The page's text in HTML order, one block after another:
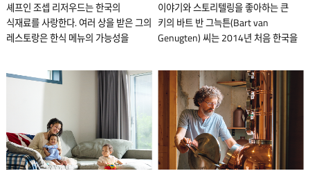
레코드산업협회에 따르면, 세계 최대
규모의 음악산업을 보유한 미국에서는
지난 해 LP 판매량이 CD 판매량을
음악가까지 많은 아티스트들이 LP로
앨범을 발매하고 있으며, 젊은 층이 LP
구매를 주도하고 있다. 서울에서 두 개의
빈티지 레코드 가게를 운영하는 커티스
캄부 씨에게는 이러한 트렌드가 낯설지
않다. 프랑스 니스에서 태어난 그는
17살에 고향을 떠나 파리로 갔다. 이후
경우를 제외하고 그는 극소수의
손님에게 자신의 시간을 오롯이
내어준다. 미용실 창밖엔 나무들이
강남구(江南邱)에 자리하고 있지만,
바깥에 작은 공원이 있어 자연의
아름다움을 철마다 누릴 수 있다. 고객과
마음을 나누기에 더없이 좋다.
“미용사는 누군가와 만나서 가까워지는
직업이에요. 미용실 운영으로 큰돈을
벌기보다 좋은 사람들과 좋은 인연을
셰프인 조셉 리저우드는 한국의
식재료를 사랑한다. 여러 상을 받은 그의
레스토랑은 한식 메뉴의 가능성을
위해 노력하고 있다. 한식의 매력에 빠져
한국에 정착한 뒤 퓨전 한식 레스토랑
에빗을 운영 중인 조셉 리저우드
(Joseph Lidgerwood). 그는 전국
각지를 돌며 재료를 채집하고, 새로운
식재료를 탐색하는 일에 진심이다.
14개월 가까이 안정적인 수입이나 일상
이야기와 스토리텔링을 좋아하는 큰
키의 바트 반 그늑튼(Bart van
Genugten) 씨는 2014년 처음 한국을
유튜브 채널 ‘아이고바트(iGoBart)’를
운영하고 있다. 채널에서는 한국전쟁에
참전한 네덜란드 참전용사에 대해
알려주고 한국의 잘 알려지지 않은
장소들을 종종 소개한다. 유튜브 채널
아이고바트를 운영하는 바트 반 그늑튼
씨. 그는 유튜브 콘텐츠를 촬영할 때